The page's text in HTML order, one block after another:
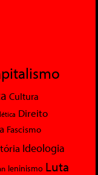
Cultura
Direito
Fascismo
Ideologia
leninismo Luta